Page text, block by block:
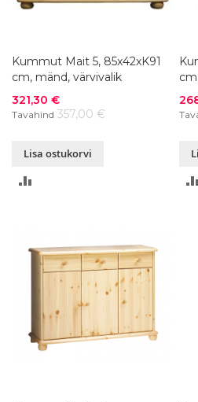
Kummut Mait 5, 85x42xK91
cm, mänd, värvivalik
Soodushind
321,30 €
Tavahind 357,00 €
Lisa ostukorvi